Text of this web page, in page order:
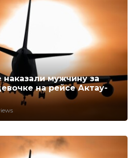
мужчину за
на рейсе Актау-